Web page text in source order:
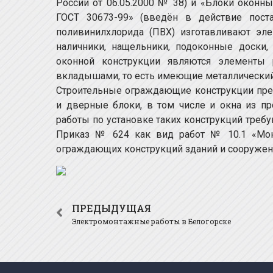
России от 06.05.2000 № 38) и «Блоки
ГОСТ 30673-99» (введён в действие
поливинилхлорида (ПВХ) изготавливают
наличники, нащельники, подоконные
оконной конструкции являются
вкладышами, то есть имеющие
Строительные ограждающие конструкции
и дверные блоки, в том числе и окна из
работы по установке таких конструкций
Приказ № 624 как вид работ № 10.1
ограждающих конструкций зданий и
ПРЕДЫДУЩАЯ
Электромонтажные работы в Белогорске